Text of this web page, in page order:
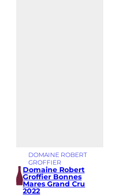
DOMAINE ROBERT
GROFFIER
Domaine Robert
Groffier Bonnes
Mares Grand Cru
2022